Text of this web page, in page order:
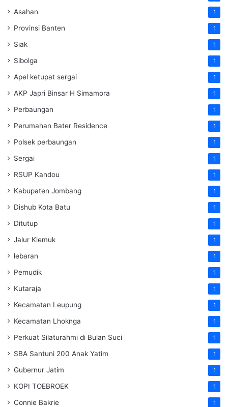
Asahan 1
Provinsi Banten 1
Siak 1
Sibolga 1
Apel ketupat sergai 1
AKP Japri Binsar H Simamora 1
Perbaungan 1
Perumahan Bater Residence 1
Polsek perbaungan 1
Sergai 1
RSUP Kandou 1
Kabupaten Jombang 1
Dishub Kota Batu 1
Ditutup 1
Jalur Klemuk 1
lebaran 1
Pemudik 1
Kutaraja 1
Kecamatan Leupung 1
Kecamatan Lhoknga 1
Perkuat Silaturahmi di Bulan Suci 1
SBA Santuni 200 Anak Yatim 1
Gubernur Jatim 1
KOPI TOEBROEK 1
Connie Bakrie 1